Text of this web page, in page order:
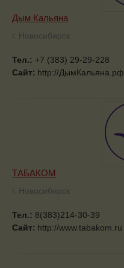
Дым Кальяна
г. Новосибирск
Тел.: +7 (383) 29-29-228
Сайт: http://ДымКальяна.рф
ТАБАКОМ
г. Новосибирск
Тел.: 8(383)214-30-39
Сайт: http://www.tabakom.ru